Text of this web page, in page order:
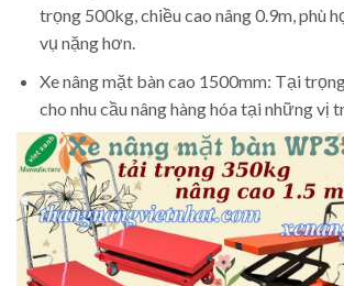
trọng 500kg, chiều cao nâng 0.9m, phù
vụ nặng hơn.
Xe nâng mặt bàn cao 1500mm: Tại
cho nhu cầu nâng hàng hóa tại những vị